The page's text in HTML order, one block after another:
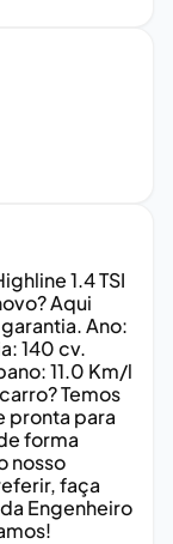
1.4 TSI
Aqui
Ano:
140 cv.
11.0 Km/l
Temos
pronta para
forma
nosso
faça
Engenheiro